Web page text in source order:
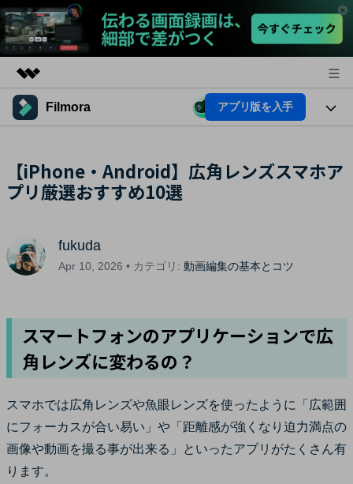
製品
ユーティリティ
概要
ソリューション
企業情報
サポート
Filmora アプリ版を入手
プラットフォーム
AI機能
AIヒント
活用法
Filmoraのユーザー層
動画編集のコツ
サポート
サポート
カスタマーサポート
ブランド紹介
検索
【iPhone・Android】広角レンズスマホア
プリ厳選おすすめ10選
fukuda
Apr 10, 2026 • カテゴリ: 動画編集の基本とコツ
スマートフォンのアプリケーションで広
角レンズに変わるの？
スマホでは広角レンズや魚眼レンズを使ったように「広範囲
にフォーカスが合い易い」や「距離感が強くなり迫力満点の
画像や動画を撮る事が出来る」といったアプリがたくさん有
ります。